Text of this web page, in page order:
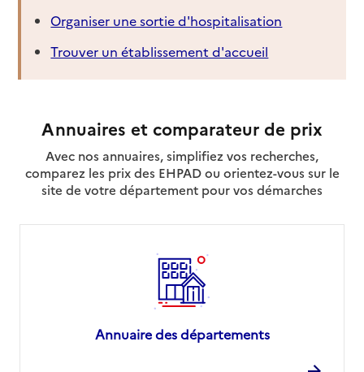
Organiser une sortie d'hospitalisation
Trouver un établissement d'accueil
Annuaires et comparateur de prix
Avec nos annuaires, simplifiez vos recherches,
comparez les prix des EHPAD ou orientez-vous sur le
site de votre département pour vos démarches
Annuaire des départements